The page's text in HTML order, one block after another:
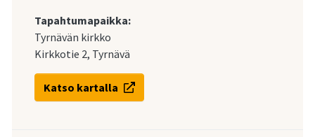
Tapahtumapaikka:
Tyrnävän kirkko
Kirkkotie 2, Tyrnävä
Katso kartalla